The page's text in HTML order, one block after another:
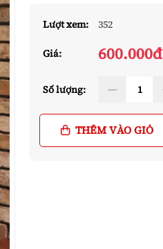
Lượt xem: 352
Giá: 600.000đ
Số lượng:
THÊM VÀO GIỎ